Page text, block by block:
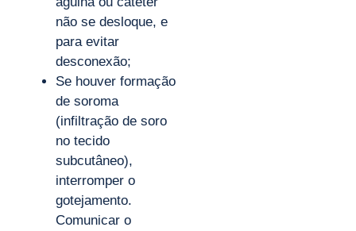
não se desloque, e
para evitar
desconexão;
Se houver formação
de soroma
(infiltração de soro
no tecido
subcutâneo),
interromper o
gotejamento.
Comunicar o